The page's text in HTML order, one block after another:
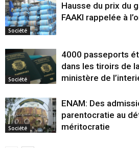
Société
Hausse du prix du
FAAKI rappelée à
Société
4000 passeports
dans les tiroirs de
ministère de
Société
ENAM: Des
parentocratie au
méritocratie